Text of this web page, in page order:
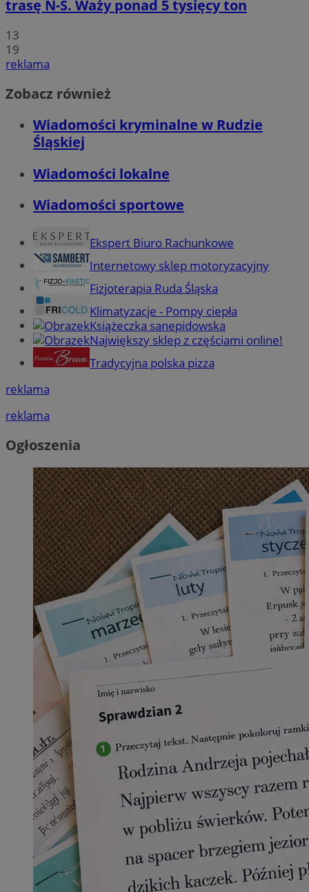
trasę N-S. Waży ponad 5 tysięcy ton
13
19
reklama
Zobacz również
Wiadomości kryminalne w Rudzie
Śląskiej
Wiadomości lokalne
Wiadomości sportowe
Ekspert Biuro Rachunkowe
Internetowy sklep motoryzacyjny
Fizjoterapia Ruda Śląska
Klimatyzacje - Pompy ciepła
Książeczka sanepidowska
Największy sklep z częściami online!
Tradycyjna polska pizza
reklama
reklama
Ogłoszenia